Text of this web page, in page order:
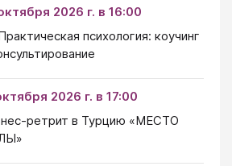
2026 г. в 16:00
психология: коучинг
2026 г. в 17:00
ретрит в Турцию «МЕСТО